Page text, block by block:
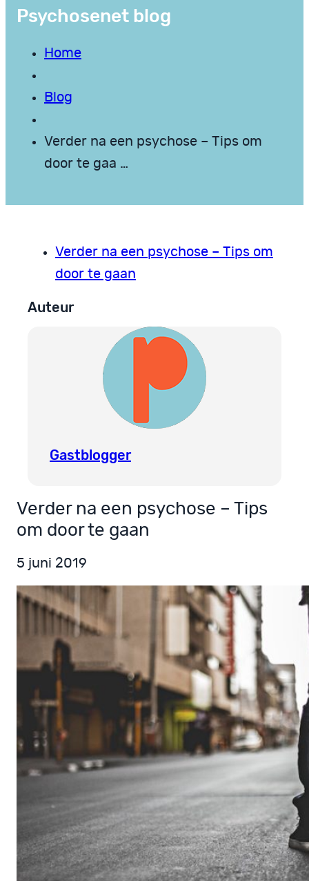
Psychosenet blog
Home
Blog
Verder na een psychose – Tips om
door te gaa …
Verder na een psychose – Tips om
door te gaan
Auteur
Gastblogger
Verder na een psychose – Tips
om door te gaan
5 juni 2019